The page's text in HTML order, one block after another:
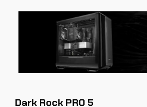
Dark Rock PRO 5